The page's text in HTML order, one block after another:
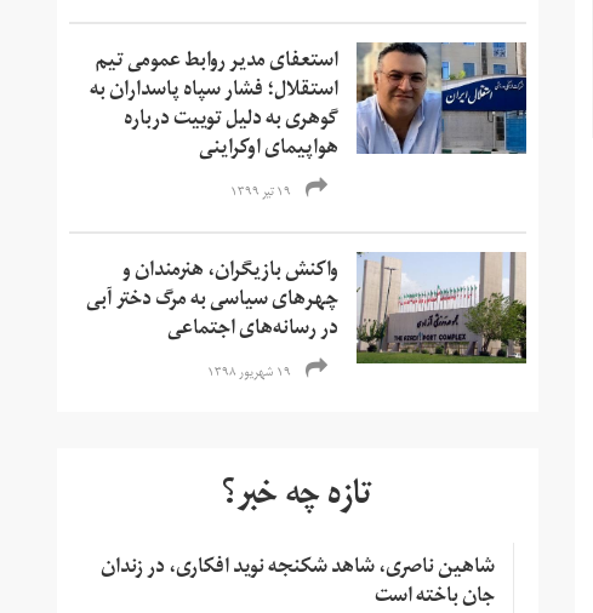
استعفای مدیر روابط عمومی تیم
استقلال؛ فشار سپاه پاسداران به
گوهری به دلیل توییت‌ درباره
هواپیمای اوکراینی
۱۹ تیر ۱۳۹۹
واکنش بازیگران، هنرمندان و
چهر‌های سیاسی به مرگ دختر آبی
در رسانه‌های اجتماعی
۱۹ شهریور ۱۳۹۸
تازه چه خبر؟
شاهین ناصری، شاهد شکنجه نوید افکاری، در زندان
جان باخته است